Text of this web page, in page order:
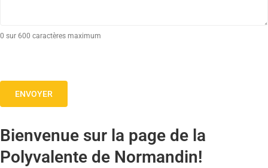
0 sur 600 caractères maximum
Bienvenue sur la page de la
Polyvalente de Normandin!